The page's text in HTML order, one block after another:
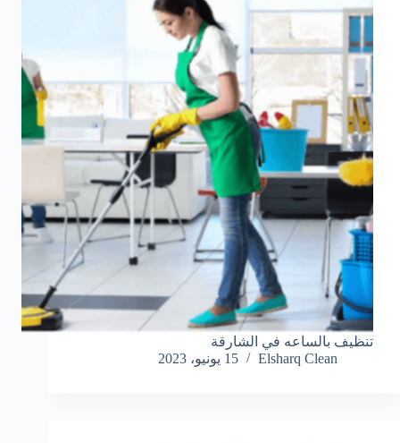
تنظيف بالساعه في الشارقة
Elsharq Clean
15 يونيو، 2023